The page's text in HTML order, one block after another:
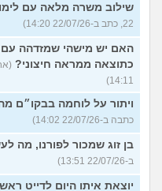
שילוב משרה מלאה עם
22, כתב ב-22/07/26 14:20)
האם יש מישהי שמזדהה עם
כתוצאה ממראה חיצוני?
14:11)
ויתור על לוחמה בבקו״ם
כתבה ב-22/07/26 14:02)
בן זוג שמכור לפורנו, מה
ב-22/07/26 13:51)
יוצאת איתו היום לדייט